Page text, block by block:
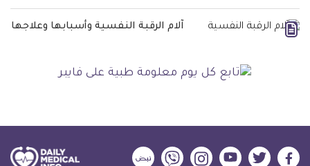
آلام الرقبة النفسية وأسبابها وعلاجها
ديلي
ديلي
ديلي
ديلي
ديلي
ديلي